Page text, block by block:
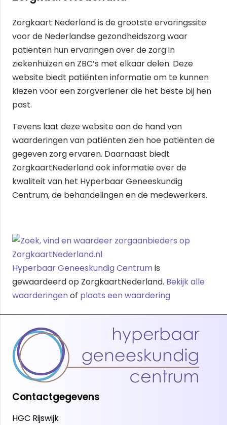
Zorgkaart Nederland is de grootste ervaringssite
voor de Nederlandse gezondheidszorg waar
patiënten hun ervaringen over de zorg in
ziekenhuizen en ZBC’s met elkaar delen. Deze
website biedt patiënten informatie om te kunnen
kiezen voor een zorgverlener die het beste bij hen
past.
Tevens laat deze website aan de hand van
waarderingen van patiënten zien hoe patiënten de
gegeven zorg ervaren. Daarnaast biedt
ZorgkaartNederland ook informatie over de
kwaliteit van het Hyperbaar Geneeskundig
Centrum, de behandelingen en de medewerkers.
Hyperbaar Geneeskundig Centrum is
gewaardeerd op ZorgkaartNederland. Bekijk alle
waarderingen of plaats een waardering
Contactgegevens
HGC Rijswijk